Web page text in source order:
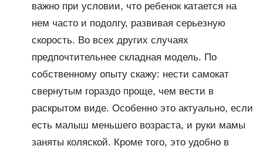
важно при условии, что ребенок катается на
нем часто и подолгу, развивая серьезную
скорость. Во всех других случаях
предпочтительнее складная модель. По
собственному опыту скажу: нести самокат
свернутым гораздо проще, чем вести в
раскрытом виде. Особенно это актуально, если
есть малыш меньшего возраста, и руки мамы
заняты коляской. Кроме того, это удобно в